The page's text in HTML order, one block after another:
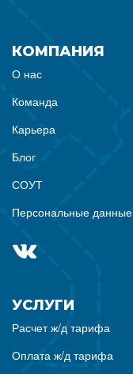
КОМПАНИЯ
О нас
Команда
Карьера
Блог
СОУТ
Персональные данные
УСЛУГИ
Расчет ж/д тарифа
Оплата ж/д тарифа